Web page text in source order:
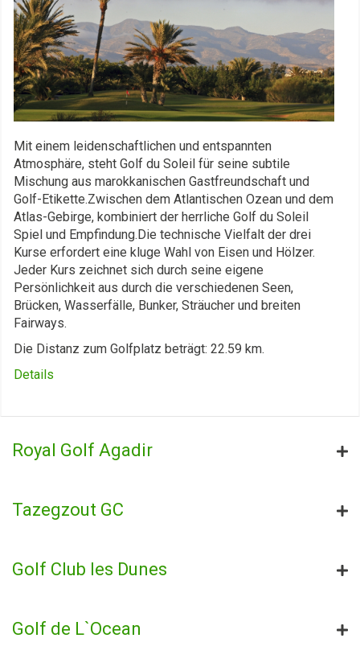
Mit einem leidenschaftlichen und entspannten
Atmosphäre, steht Golf du Soleil für seine subtile
Mischung aus marokkanischen Gastfreundschaft und
Golf-Etikette.Zwischen dem Atlantischen Ozean und dem
Atlas-Gebirge, kombiniert der herrliche Golf du Soleil
Spiel und Empfindung.Die technische Vielfalt der drei
Kurse erfordert eine kluge Wahl von Eisen und Hölzer.
Jeder Kurs zeichnet sich durch seine eigene
Persönlichkeit aus durch die verschiedenen Seen,
Brücken, Wasserfälle, Bunker, Sträucher und breiten
Fairways.
Die Distanz zum Golfplatz beträgt: 22.59 km.
Details
Royal Golf Agadir
Tazegzout GC
Golf Club les Dunes
Golf de L`Ocean